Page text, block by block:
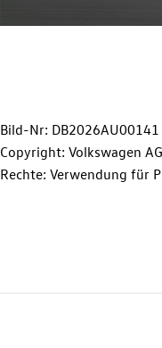
Bild-Nr: DB2026AU00141
Copyright: Volkswagen AG
Rechte: Verwendung für